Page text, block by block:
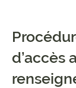
d’accès